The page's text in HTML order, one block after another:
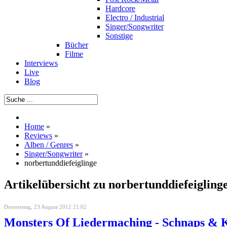
Hardcore
Electro / Industrial
Singer/Songwriter
Sonstige
Bücher
Filme
Interviews
Live
Blog
Home »
Reviews »
Alben / Genres »
Singer/Songwriter »
norbertunddiefeiglinge
Artikelübersicht zu
Donnerstag, 23 August 2012 21:02
Monsters Of Liedermaching - Schnaps &